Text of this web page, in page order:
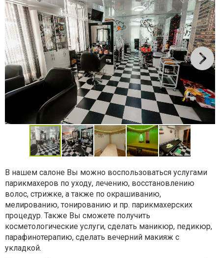
В нашем салоне Вы можно воспользоваться услугами
парикмахеров по уходу, лечению, восстановлению
волос, стрижке, а также по окрашиванию,
мелированию, тонированию и пр. парикмахерских
процедур. Также Вы сможете получить
косметологические услуги, сделать маникюр, педикюр,
парафинотерапию, сделать вечерний макияж с
укладкой.